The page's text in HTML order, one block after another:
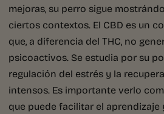
mejoras, su perro sigue
ciertos contextos. El CBD es un
que, a diferencia del THC, no
psicoactivos. Se estudia por su
regulación del estrés y la
intensos. Es importante verlo
que puede facilitar el aprendizaje